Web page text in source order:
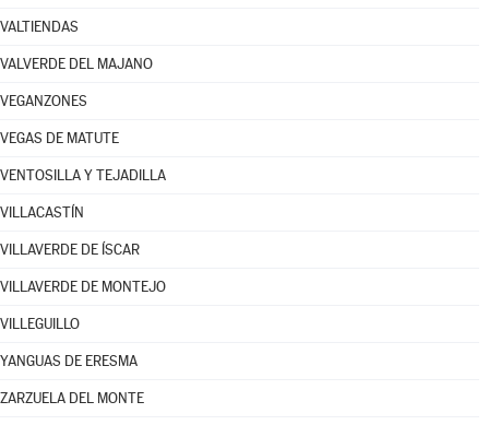
VALTIENDAS
VALVERDE DEL MAJANO
VEGANZONES
VEGAS DE MATUTE
VENTOSILLA Y TEJADILLA
VILLACASTÍN
VILLAVERDE DE ÍSCAR
VILLAVERDE DE MONTEJO
VILLEGUILLO
YANGUAS DE ERESMA
ZARZUELA DEL MONTE